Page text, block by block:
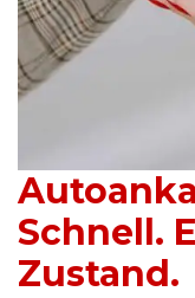
Schnell.
Zustand.